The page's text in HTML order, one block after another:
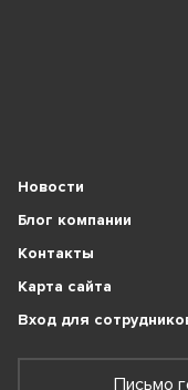
Новости
Блог компании
Контакты
Карта сайта
Вход для
Письмо